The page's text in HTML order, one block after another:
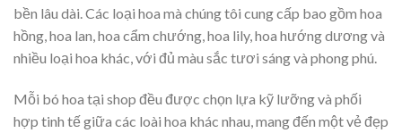
bền lâu dài. Các loại hoa mà chúng tôi cung cấp bao gồm hoa
hồng, hoa lan, hoa cẩm chướng, hoa lily, hoa hướng dương và
nhiều loại hoa khác, với đủ màu sắc tươi sáng và phong phú.
Mỗi bó hoa tại shop đều được chọn lựa kỹ lưỡng và phối
hợp tinh tế giữa các loài hoa khác nhau, mang đến một vẻ đẹp